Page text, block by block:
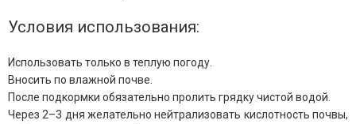
Условия использования:
Использовать только в теплую погоду.
Вносить по влажной почве.
После подкормки обязательно пролить грядку чистой водой.
Через 2–3 дня желательно нейтрализовать кислотность почвы,